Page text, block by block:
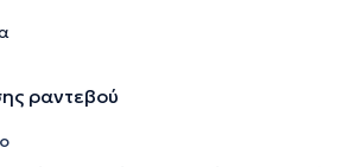
ραντεβού